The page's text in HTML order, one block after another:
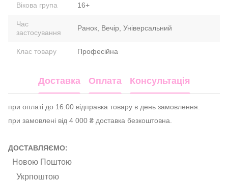
Вікова група 16+
Час
застосування
Ранок, Вечір, Універсальний
Клас товару Професійна
Доставка Оплата Консультація
при оплаті до 16:00 відправка товару в день замовлення.
при замовлені від 4 000 ₴ доставка безкоштовна.
ДОСТАВЛЯЄМО:
Новою Поштою
Укрпоштою